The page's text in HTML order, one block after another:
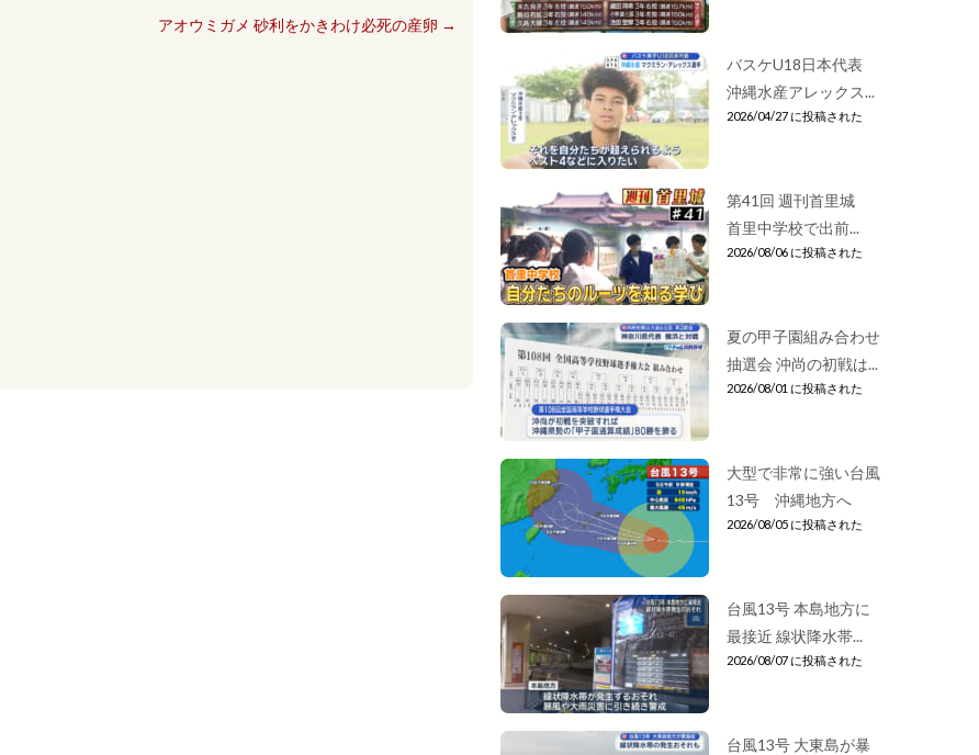
アオウミガメ 砂利をかきわけ必死の産卵 →
バスケU18日本代表
沖縄水産アレックス...
2026/04/27 に投稿された
第41回 週刊首里城
首里中学校で出前...
2026/08/06 に投稿された
夏の甲子園組み合わせ
抽選会 沖尚の初戦は...
2026/08/01 に投稿された
大型で非常に強い台風
13号 沖縄地方へ
2026/08/05 に投稿された
台風13号 本島地方に
最接近 線状降水帯...
2026/08/07 に投稿された
台風13号 大東島が暴